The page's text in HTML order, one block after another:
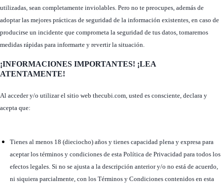
utilizadas, sean completamente inviolables. Pero no te preocupes, además de
adoptar las mejores prácticas de seguridad de la información existentes, en caso de
producirse un incidente que comprometa la seguridad de tus datos, tomaremos
medidas rápidas para informarte y revertir la situación.
¡INFORMACIONES IMPORTANTES! ¡LEA
ATENTAMENTE!
Al acceder y/o utilizar el sitio web thecubi.com, usted es consciente, declara y
acepta que:
Tienes al menos 18 (dieciocho) años y tienes capacidad plena y expresa para
aceptar los términos y condiciones de esta Política de Privacidad para todos los
efectos legales. Si no se ajusta a la descripción anterior y/o no está de acuerdo,
ni siquiera parcialmente, con los Términos y Condiciones contenidos en esta